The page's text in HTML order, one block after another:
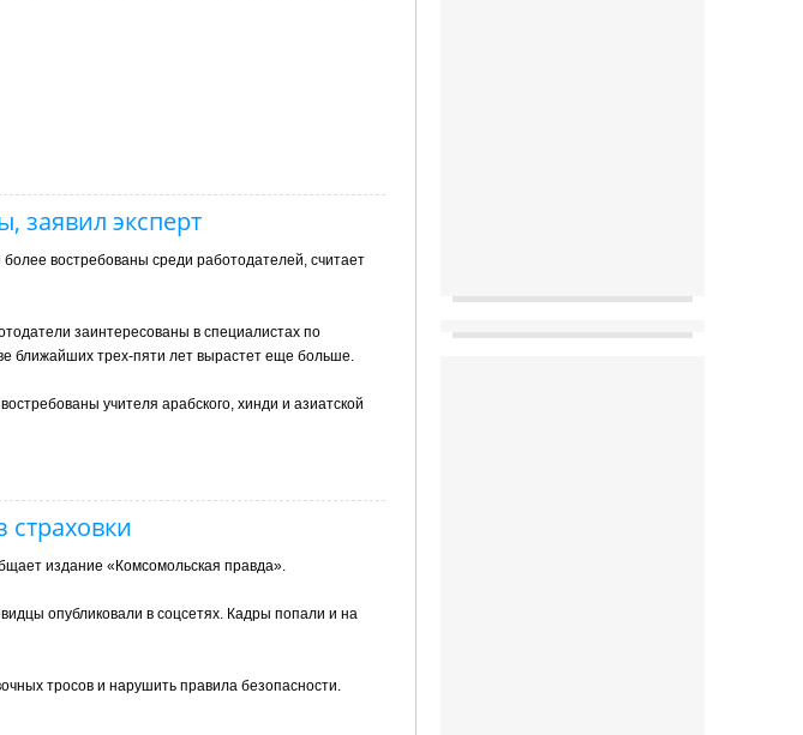
заявил эксперт
востребованы среди работодателей, считает
заинтересованы в специалистах по
ближайших трех-пяти лет вырастет еще больше.
учителя арабского, хинди и азиатской
издание «Комсомольская правда».
опубликовали в соцсетях. Кадры попали и на
тросов и нарушить правила безопасности.